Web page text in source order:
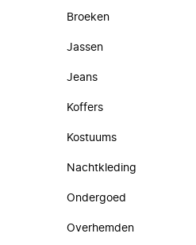
Broeken
Jassen
Jeans
Koffers
Kostuums
Nachtkleding
Ondergoed
Overhemden